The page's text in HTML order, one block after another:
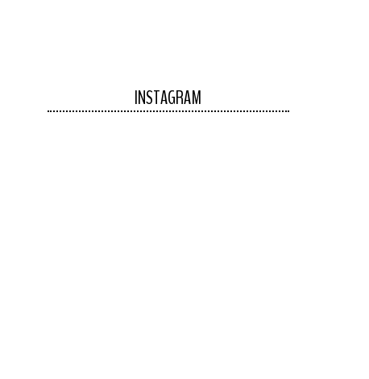
INSTAGRAM